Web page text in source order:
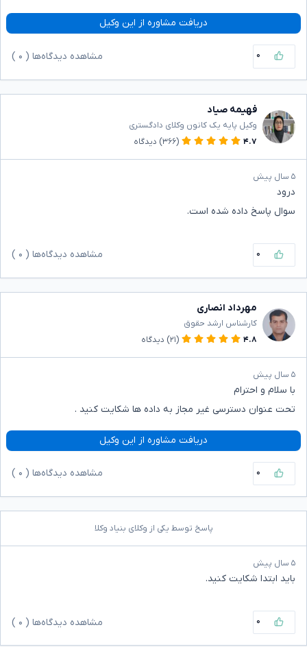
دریافت مشاوره از این وکیل
۰ مشاهده دیدگاه‌ها ( ۰
فهیمه صیاد
وکیل پایه یک کانون وکلای دادگستری
۴.۷
(۳۶۶) دیدگاه
۵ سال پیش
درود
سوال پاسخ داده شده است.
۰ مشاهده دیدگاه‌ها ( ۰
مهرداد انصاری
کارشناس ارشد حقوق
۴.۸
(۲۱) دیدگاه
۵ سال پیش
با سلام و احترام
تحت عنوان دسترسی غیر مجاز به داده ها شکایت کنید .
دریافت مشاوره از این وکیل
۰ مشاهده دیدگاه‌ها ( ۰
پاسخ توسط یکی از وکلای بنیاد وکلا
۵ سال پیش
باید ابتدا شکایت کنید.
۰ مشاهده دیدگاه‌ها ( ۰